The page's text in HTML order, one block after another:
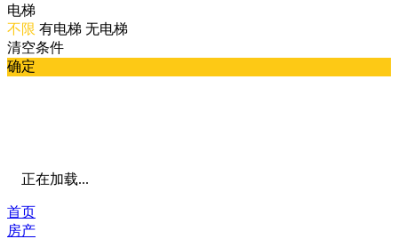
电梯
不限 有电梯 无电梯
清空条件
确定
正在加载...
首页
房产